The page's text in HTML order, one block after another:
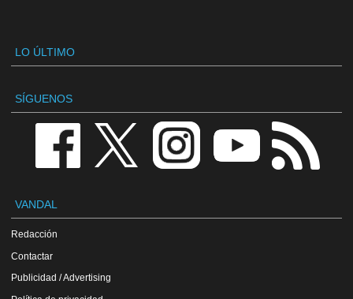
LO ÚLTIMO
SÍGUENOS
VANDAL
Redacción
Contactar
Publicidad / Advertising